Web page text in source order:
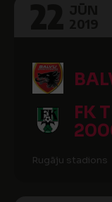
FK
Rugāju stadions